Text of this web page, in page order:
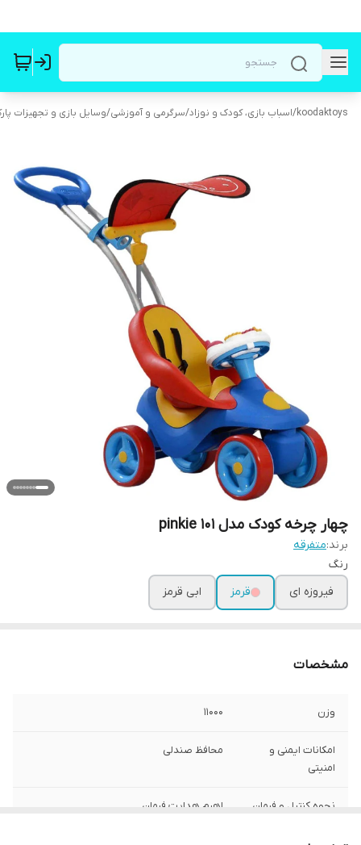
koodaktoys
/اسباب بازی، کودک و نوزاد/سرگرمی و آموزشی/وسایل بازی و تجهیزات
چهار چرخه کودک مدل pinkie 101
برند:متفرقه
رنگ
فیروزه ای
قرمز ابی قرمز
مشخصات
وزن 11000
امکانات ایمنی و
امنیتی
محافظ صندلی
نحوه کنترل و فرمان اهرم هدایت فرمان